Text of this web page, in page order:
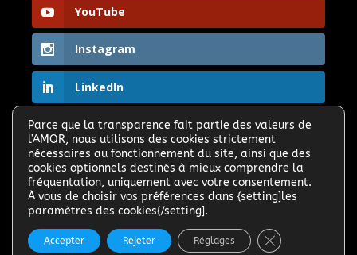
YouTube
Instagram
LinkedIn
Partagez le site et faites connaitre l'AMQR >
Parce que la transparence fait partie des valeurs de
l’AMQR, nous utilisons des cookies strictement
nécessaires au fonctionnement du site, ainsi que des
cookies optionnels destinés à mieux comprendre la
fréquentation, uniquement avec votre consentement.
À vous de choisir vos préférences dans {setting]les
paramètres des cookies{/setting].
Accepter Rejeter Réglages Fermer la